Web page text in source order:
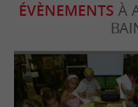
ÉVÈNEMENTS À